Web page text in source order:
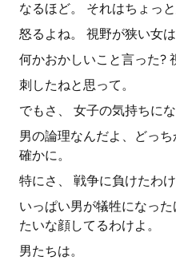
なるほど。 それはちょっと
怒るよね。 視野が狭い女
何かおかしいこと言った?
刺したねと思って。
でもさ、 女子の気持ちに
男の論理なんだよ、どっち
確かに。
特にさ、 戦争に負けたわけ
いっぱい男が犠牲になっ
たいな顔してるわけよ。
男たちは。